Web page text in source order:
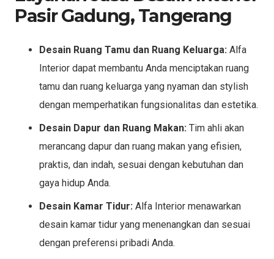
Pasir Gadung, Tangerang
Desain Ruang Tamu dan Ruang Keluarga: Alfa
Interior dapat membantu Anda menciptakan ruang
tamu dan ruang keluarga yang nyaman dan stylish
dengan memperhatikan fungsionalitas dan estetika.
Desain Dapur dan Ruang Makan: Tim ahli akan
merancang dapur dan ruang makan yang efisien,
praktis, dan indah, sesuai dengan kebutuhan dan
gaya hidup Anda.
Desain Kamar Tidur: Alfa Interior menawarkan
desain kamar tidur yang menenangkan dan sesuai
dengan preferensi pribadi Anda.